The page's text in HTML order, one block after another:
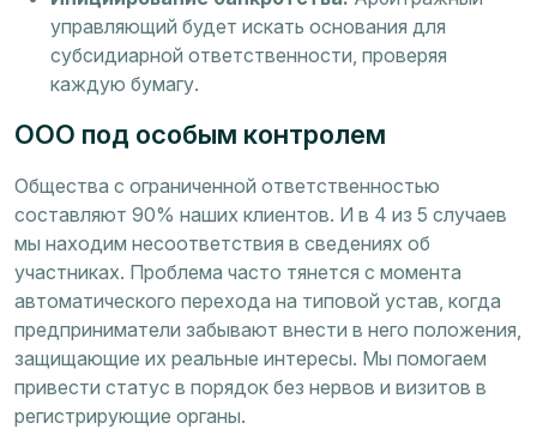
управляющий будет искать основания для
субсидиарной ответственности, проверяя
каждую бумагу.
ООО под особым контролем
Общества с ограниченной ответственностью
составляют 90% наших клиентов. И в 4 из 5 случаев
мы находим несоответствия в сведениях об
участниках. Проблема часто тянется с момента
автоматического перехода на типовой устав, когда
предприниматели забывают внести в него положения,
защищающие их реальные интересы. Мы помогаем
привести статус в порядок без нервов и визитов в
регистрирующие органы.